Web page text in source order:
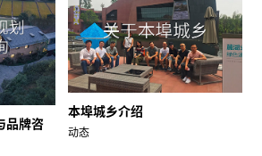
品牌咨
本埠城乡介绍
动态